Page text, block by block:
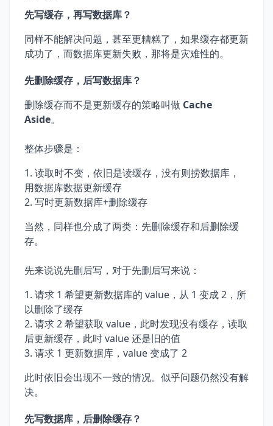
先写缓存，再写数据库？
同样不能解决问题，甚至更糟糕了，如果缓存都更新
成功了，而数据库更新失败，那将是灾难性的。
先删除缓存，后写数据库？
删除缓存而不是更新缓存的策略叫做 Cache
Aside。
整体步骤是：
读取时不变，依旧是读缓存，没有则捞数据库，
用数据库数据更新缓存
写时更新数据库+删除缓存
当然，同样也分成了两类：先删除缓存和后删除缓
存。
先来说说先删后写，对于先删后写来说：
请求 1 希望更新数据库的 value，从 1 变成 2，所
以删除了缓存
请求 2 希望获取 value，此时发现没有缓存，读取
后更新缓存，此时 value 还是旧的值
请求 1 更新数据库，value 变成了 2
此时依旧会出现不一致的情况。似乎问题仍然没有解
决。
先写数据库，后删除缓存？